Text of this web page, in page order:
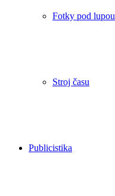
Fotky pod lupou
Stroj času
Publicistika